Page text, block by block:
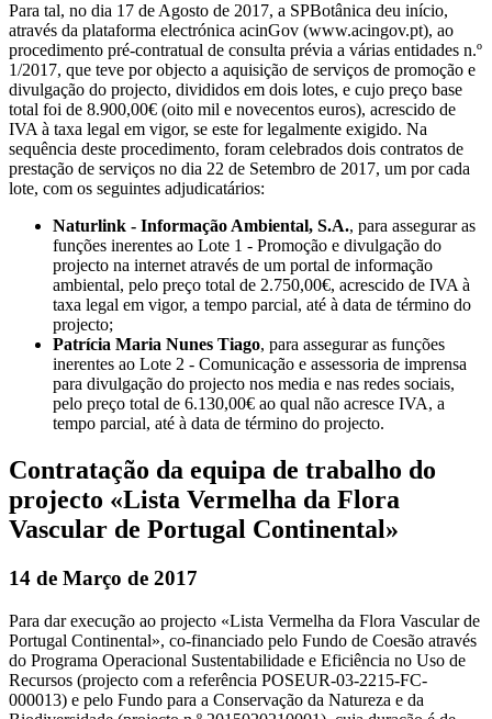
Para tal, no dia 17 de Agosto de 2017, a SPBotânica deu início,
através da plataforma electrónica acinGov (www.acingov.pt), ao
procedimento pré-contratual de consulta prévia a várias entidades n.º
1/2017, que teve por objecto a aquisição de serviços de promoção e
divulgação do projecto, divididos em dois lotes, e cujo preço base
total foi de 8.900,00€ (oito mil e novecentos euros), acrescido de
IVA à taxa legal em vigor, se este for legalmente exigido. Na
sequência deste procedimento, foram celebrados dois contratos de
prestação de serviços no dia 22 de Setembro de 2017, um por cada
lote, com os seguintes adjudicatários:
Naturlink - Informação Ambiental, S.A., para assegurar as
funções inerentes ao Lote 1 - Promoção e divulgação do
projecto na internet através de um portal de informação
ambiental, pelo preço total de 2.750,00€, acrescido de IVA à
taxa legal em vigor, a tempo parcial, até à data de término do
projecto;
Patrícia Maria Nunes Tiago, para assegurar as funções
inerentes ao Lote 2 - Comunicação e assessoria de imprensa
para divulgação do projecto nos media e nas redes sociais,
pelo preço total de 6.130,00€ ao qual não acresce IVA, a
tempo parcial, até à data de término do projecto.
Contratação da equipa de trabalho do
projecto «Lista Vermelha da Flora
Vascular de Portugal Continental»
14 de Março de 2017
Para dar execução ao projecto «Lista Vermelha da Flora Vascular de
Portugal Continental», co-financiado pelo Fundo de Coesão através
do Programa Operacional Sustentabilidade e Eficiência no Uso de
Recursos (projecto com a referência POSEUR-03-2215-FC-
000013) e pelo Fundo para a Conservação da Natureza e da